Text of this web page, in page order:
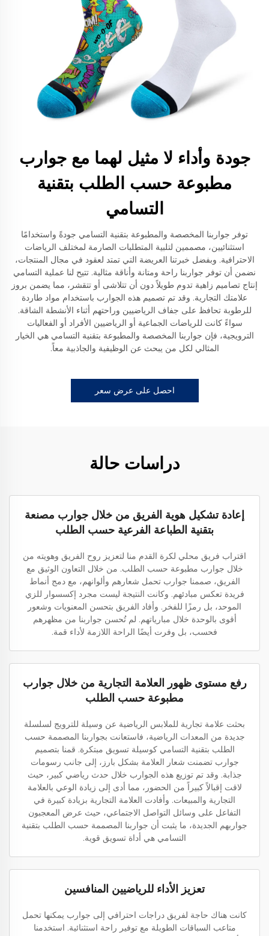
جودة وأداء لا مثيل لهما مع جوارب
مطبوعة حسب الطلب بتقنية
التسامي
توفر جواربنا المخصصة والمطبوعة بتقنية التسامي جودةً واستخدامًا
استثنائيين، مصممين لتلبية المتطلبات الصارمة لمختلف الرياضات
الاحترافية. وبفضل خبرتنا العريضة التي تمتد لعقود في مجال المنتجات،
نضمن أن توفر جواربنا راحة ومتانة وأناقة مثالية. تتيح لنا عملية التسامي
إنتاج تصاميم زاهية تدوم طويلاً دون أن تتلاشى أو تتقشر، مما يضمن بروز
علامتك التجارية. وقد تم تصميم هذه الجوارب باستخدام مواد طاردة
للرطوبة تحافظ على جفاف الرياضيين وراحتهم أثناء الأنشطة الشاقة.
سواءً كانت للرياضات الجماعية أو الرياضيين الأفراد أو الفعاليات
الترويجية، فإن جواربنا المخصصة والمطبوعة بتقنية التسامي هي الخيار
المثالي لكل من يبحث عن الوظيفية والجاذبية معاً.
احصل على عرض سعر
دراسات حالة
إعادة تشكيل هوية الفريق من خلال جوارب مصنعة
بتقنية الطباعة الفرعية حسب الطلب
اقتراب فريق محلي لكرة القدم منا لتعزيز روح الفريق وهويته من
خلال جوارب مطبوعة حسب الطلب. من خلال التعاون الوثيق مع
الفريق، صممنا جوارب تحمل شعارهم وألوانهم، مع دمج أنماط
فريدة تعكس مبادئهم. وكانت النتيجة ليست مجرد إكسسوار للزي
الموحد، بل رمزًا للفخر. وأفاد الفريق بتحسن المعنويات وشعور
أقوى بالوحدة خلال مبارياتهم. لم تُحسن جواربنا من مظهرهم
فحسب، بل وفرت أيضًا الراحة اللازمة لأداء قمة.
رفع مستوى ظهور العلامة التجارية من خلال جوارب
مطبوعة حسب الطلب
بحثت علامة تجارية للملابس الرياضية عن وسيلة للترويج لسلسلة
جديدة من المعدات الرياضية، فاستعانت بجواربنا المصممة حسب
الطلب بتقنية التسامي كوسيلة تسويق مبتكرة. قمنا بتصميم
جوارب تضمنت شعار العلامة بشكل بارز، إلى جانب رسومات
جذابة. وقد تم توزيع هذه الجوارب خلال حدث رياضي كبير، حيث
لاقت إقبالاً كبيراً من الحضور، مما أدى إلى زيادة الوعي بالعلامة
التجارية والمبيعات. وأفادت العلامة التجارية بزيادة كبيرة في
التفاعل على وسائل التواصل الاجتماعي، حيث عرض المعجبون
جواربهم الجديدة، ما يثبت أن جواربنا المصممة حسب الطلب بتقنية
التسامي هي أداة تسويق قوية.
تعزيز الأداء للرياضيين المنافسين
كانت هناك حاجة لفريق دراجات احترافي إلى جوارب يمكنها تحمل
متاعب السباقات الطويلة مع توفير راحة استثنائية. استخدمنا